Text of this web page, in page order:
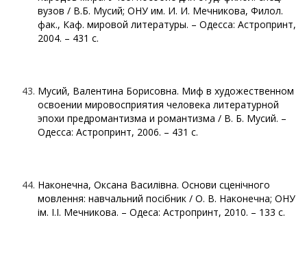
вузов / В.Б. Мусий; ОНУ им. И. И. Мечникова, Филол.
фак., Каф. мировой литературы. – Одесса: Астропринт,
2004. – 431 с.
Мусий, Валентина Борисовна. Миф в художественном
освоении мировосприятия человека литературной
эпохи предромантизма и романтизма / В. Б. Мусий. –
Одесса: Астропринт, 2006. – 431 с.
Наконечна, Оксана Василівна. Основи сценічного
мовлення: навчальний посібник / О. В. Наконечна; ОНУ
ім. І.І. Мечникова. – Одеса: Астропринт, 2010. – 133 с.